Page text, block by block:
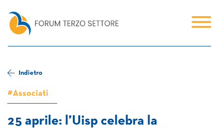
Indietro
#Associati
25 aprile: l’Uisp celebra la